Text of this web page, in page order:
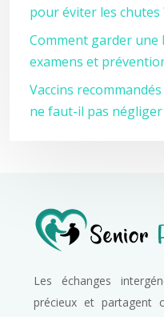
pour éviter les chutes
Comment garder une
examens et
Vaccins
ne faut-il pas négliger
Les échanges
précieux et partagent